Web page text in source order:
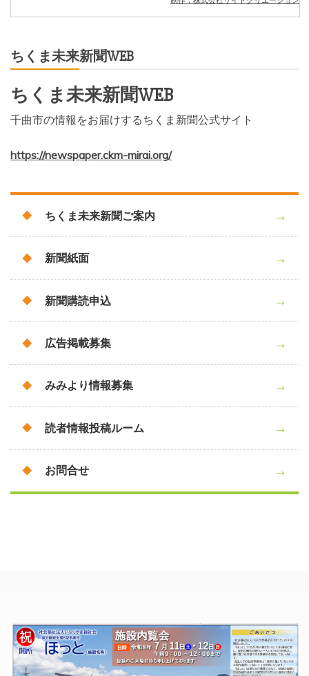
ちくま未来新聞WEB
ちくま未来新聞WEB
千曲市の情報をお届けするちくま新聞公式サイト
https://newspaper.ckm-mirai.org/
ちくま未来新聞ご案内
新聞紙面
新聞購読申込
広告掲載募集
みみより情報募集
読者情報投稿ルーム
お問合せ